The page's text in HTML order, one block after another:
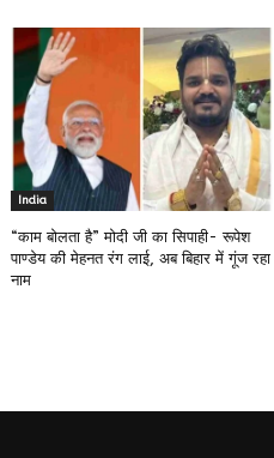
India
“काम बोलता है” मोदी जी का सिपाही- रूपेश
पाण्डेय की मेहनत रंग लाई, अब बिहार में गूंज रहा
नाम